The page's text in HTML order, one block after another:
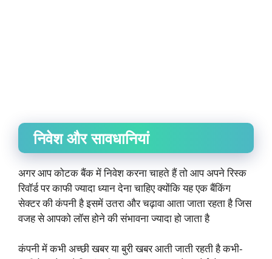
निवेश और सावधानियां
अगर आप कोटक बैंक में निवेश करना चाहते हैं तो आप अपने रिस्क
रिवॉर्ड पर काफी ज्यादा ध्यान देना चाहिए क्योंकि यह एक बैंकिंग
सेक्टर की कंपनी है इसमें उतरा और चढ़ावा आता जाता रहता है जिस
वजह से आपको लॉस होने की संभावना ज्यादा हो जाता है
कंपनी में कभी अच्छी खबर या बुरी खबर आती जाती रहती है कभी-